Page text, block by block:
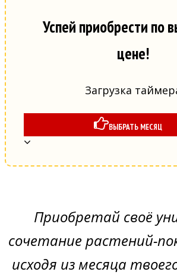
Успей приобрести по
цене!
Загрузка
ВЫБРАТЬ МЕСЯЦ
Приобретай своё
сочетание растений-
исходя из месяца